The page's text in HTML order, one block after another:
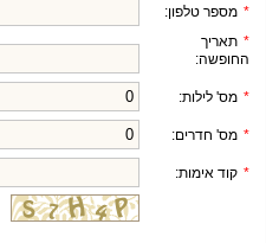
* מספר טלפון:
* תאריך
החופשה:
* מס' לילות:
* מס' חדרים:
* קוד אימות: